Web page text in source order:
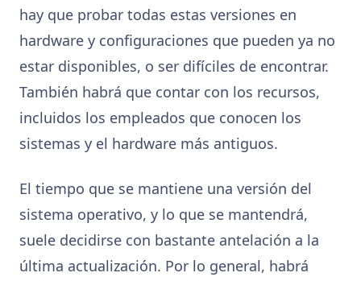
hay que probar todas estas versiones en
hardware y configuraciones que pueden ya no
estar disponibles, o ser difíciles de encontrar.
También habrá que contar con los recursos,
incluidos los empleados que conocen los
sistemas y el hardware más antiguos.
El tiempo que se mantiene una versión del
sistema operativo, y lo que se mantendrá,
suele decidirse con bastante antelación a la
última actualización. Por lo general, habrá